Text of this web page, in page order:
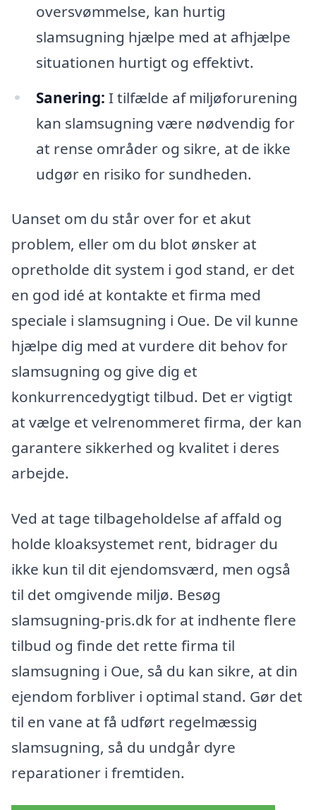
oversvømmelse, kan hurtig
slamsugning hjælpe med at afhjælpe
situationen hurtigt og effektivt.
Sanering: I tilfælde af miljøforurening
kan slamsugning være nødvendig for
at rense områder og sikre, at de ikke
udgør en risiko for sundheden.
Uanset om du står over for et akut
problem, eller om du blot ønsker at
opretholde dit system i god stand, er det
en god idé at kontakte et firma med
speciale i slamsugning i Oue. De vil kunne
hjælpe dig med at vurdere dit behov for
slamsugning og give dig et
konkurrencedygtigt tilbud. Det er vigtigt
at vælge et velrenommeret firma, der kan
garantere sikkerhed og kvalitet i deres
arbejde.
Ved at tage tilbageholdelse af affald og
holde kloaksystemet rent, bidrager du
ikke kun til dit ejendomsværd, men også
til det omgivende miljø. Besøg
slamsugning-pris.dk for at indhente flere
tilbud og finde det rette firma til
slamsugning i Oue, så du kan sikre, at din
ejendom forbliver i optimal stand. Gør det
til en vane at få udført regelmæssig
slamsugning, så du undgår dyre
reparationer i fremtiden.